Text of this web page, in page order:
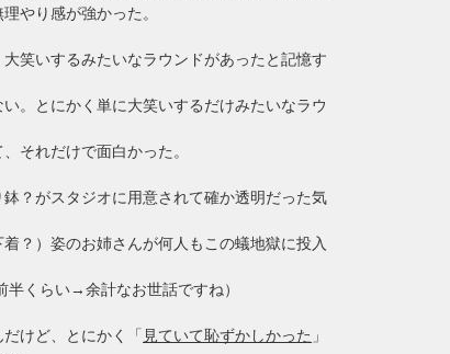
やり感が強かった。
笑いするみたいなラウンドがあったと記憶す
。とにかく単に大笑いするだけみたいなラウ
それだけで面白かった。
？がスタジオに用意されて確か透明だった気
？）姿のお姉さんが何人もこの蟻地獄に投入
半くらい→余計なお世話ですね）
けど、とにかく「 見ていて恥ずかしかった 」